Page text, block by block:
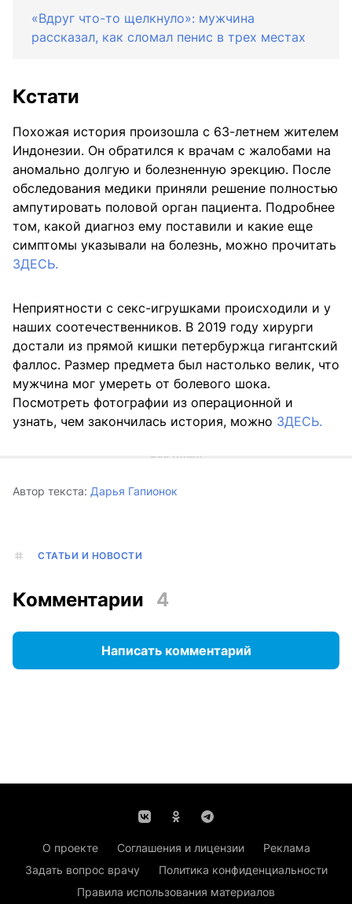
«Вдруг что-то щелкнуло»: мужчина
рассказал, как сломал пенис в трех местах
Кстати
Похожая история произошла с 63-летнем жителем
Индонезии. Он обратился к врачам с жалобами на
аномально долгую и болезненную эрекцию. После
обследования медики приняли решение полностью
ампутировать половой орган пациента. Подробнее
том, какой диагноз ему поставили и какие еще
симптомы указывали на болезнь, можно прочитать
ЗДЕСЬ.
Неприятности с секс-игрушками происходили и у
наших соотечественников. В 2019 году хирурги
достали из прямой кишки петербуржца гигантский
фаллос. Размер предмета был настолько велик, что
мужчина мог умереть от болевого шока.
Посмотреть фотографии из операционной и
узнать, чем закончилась история, можно ЗДЕСЬ.
Автор текста: Дарья Гапионок
СТАТЬИ И НОВОСТИ
Комментарии 4
Написать комментарий
О проекте Соглашения и лицензии
Реклама
Задать вопрос врачу
Политика конфиденциальности
Правила использования материалов